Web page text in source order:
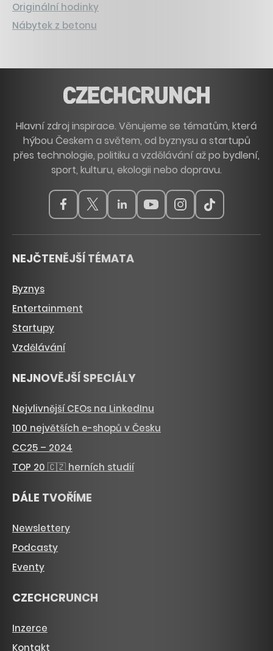
Originální hodinky
Nábytek z betonu
Hlavní zdroj inspirace. Věnujeme se tématům, která
hýbou Českem a světem, od byznysu a startupů
přes technologie, politiku a vzdělávání až po bydlení,
sport, kulturu, ekologii nebo dopravu.
NEJČTENĚJŠÍ TÉMATA
Byznys
Entertainment
Startupy
Vzdělávání
NEJNOVĚJŠÍ SPECIÁLY
Nejvlivnější CEOs na LinkedInu
100 největších e-shopů v Česku
CC25 – 2024
TOP 20 🇨🇿 herních studií
DÁLE TVOŘÍME
Newslettery
Podcasty
Eventy
CZECHCRUNCH
Inzerce
Kontakt